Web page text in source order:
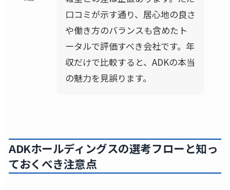
口コミが示す通り、居心地の良さ
や働き方のバランスも含めたト
ータルで評価すべき会社です。年
収だけで比較すると、ADKの本当
の魅力を見誤ります。
ADKホールディングスの選考フローと知っ
ておくべき注意点